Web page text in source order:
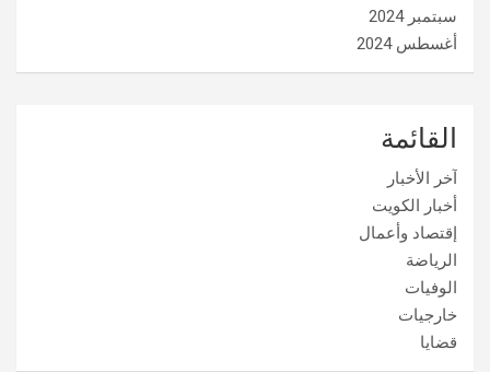
سبتمبر 2024
أغسطس 2024
القائمة
آخر الأخبار
أخبار الكويت
إقتصاد وأعمال
الرياضة
الوفيات
خارجيات
قضايا